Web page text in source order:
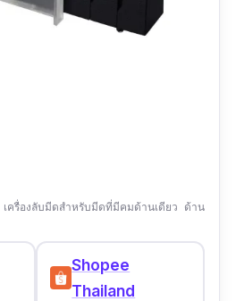
ครื่องลับมีดสำหรับมีดที่มีคมด้านเดียว ด้าน
Shopee
Thailand